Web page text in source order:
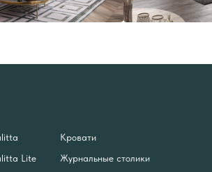
Кровати
Журнальные столики
Lite